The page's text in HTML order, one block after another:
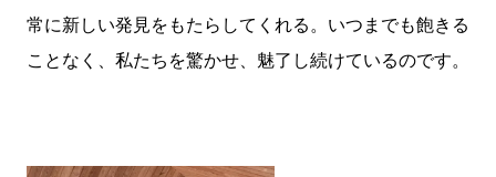
常に新しい発見をもたらしてくれる。いつまでも飽きる
ことなく、私たちを驚かせ、魅了し続けているのです。